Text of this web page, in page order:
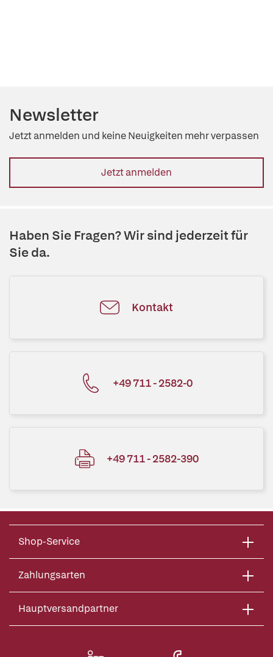
Newsletter
Jetzt anmelden und keine Neuigkeiten mehr verpassen
Jetzt anmelden
Haben Sie Fragen? Wir sind jederzeit für
Sie da.
Kontakt
+49 711 - 2582-0
+49 711 - 2582-390
Shop-Service
Zahlungsarten
Hauptversandpartner